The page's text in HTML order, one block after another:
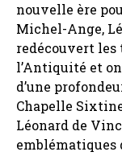
nouvelle ère
Michel-Ange,
redécouvert
l’Antiquité et
d’une
Chapelle
Léonard de
emblématiques